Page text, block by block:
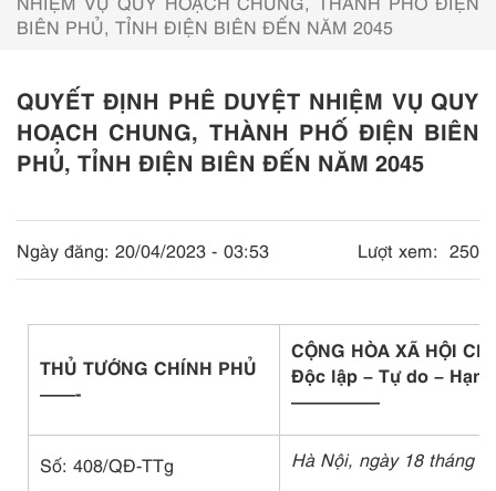
BIÊN PHỦ, TỈNH ĐIỆN BIÊN ĐẾN NĂM 2045
QUYẾT ĐỊNH PHÊ DUYỆT NHIỆM VỤ QUY
HOẠCH CHUNG, THÀNH PHỐ ĐIỆN BIÊN
PHỦ, TỈNH ĐIỆN BIÊN ĐẾN NĂM 2045
Ngày đăng: 20/04/2023 - 03:53 Lượt xem: 250
THỦ TƯỚNG CHÍNH PHỦ
——-
CỘNG HÒA XÃ HỘI
Độc lập – Tự do –
—————
Số: 408/QĐ-TTg Hà Nội, ngày 18 tháng 4